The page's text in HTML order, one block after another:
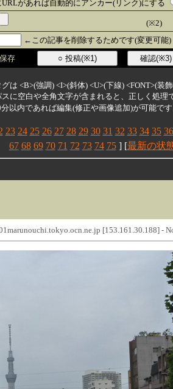
があれば自動的にアンカー(リンク)にする
(※2)
←この記事を削除するためです(変更可能)
存
は <B>(強調) <I>(斜体) <U>(下線) <FONT>(装
に空白や全角文字が含まれると、正しく処理
以内であれば編集(修正や画像追加)が可能です
23 24 25 26 27 28 29 30 31 32 33 34 35 36
67 68 69 70 71 72 73 74 75] [最新の状
[153.161.30.188] -